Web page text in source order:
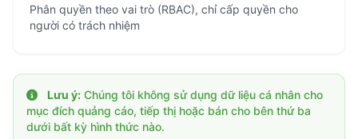
Phân quyền theo vai trò (RBAC), chỉ cấp quyền cho
người có trách nhiệm
Lưu ý: Chúng tôi không sử dụng dữ liệu cá nhân cho
mục đích quảng cáo, tiếp thị hoặc bán cho bên thứ ba
dưới bất kỳ hình thức nào.